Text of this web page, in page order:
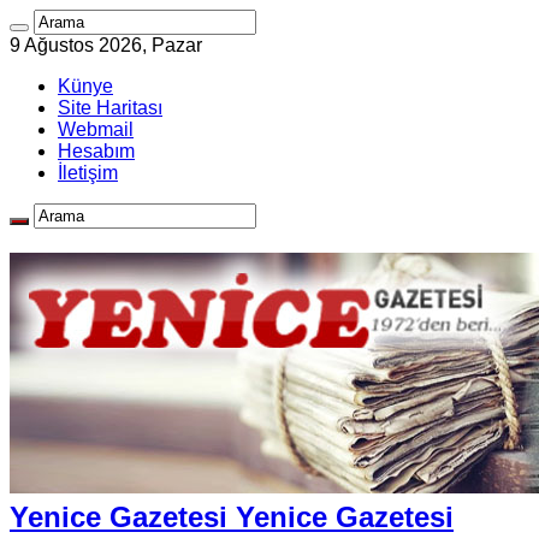
9 Ağustos 2026, Pazar
Künye
Site Haritası
Webmail
Hesabım
İletişim
Yenice Gazetesi Yenice Gazetesi